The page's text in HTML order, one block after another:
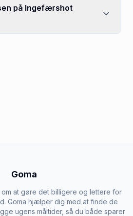
på Ingefærshot
Goma
om at gøre det billigere og lettere for
Goma hjælper dig med at finde de
ugens måltider, så du både sparer